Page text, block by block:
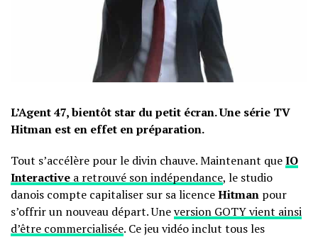
L’Agent 47, bientôt star du petit écran. Une série TV
Hitman est en effet en préparation.
Tout s’accélère pour le divin chauve. Maintenant queIO
Interactive a retrouvé son indépendance, le studio
danois compte capitaliser sur sa licenceHitman pour
s’offrir un nouveau départ. Uneversion GOTY vient ainsi
d’être commercialisée. Ce jeu vidéo inclut tous les